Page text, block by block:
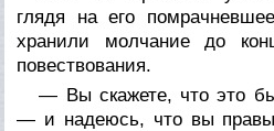
глядя на его
хранили молчание до
повествования.
— Вы скажете, что это
— и надеюсь, что вы